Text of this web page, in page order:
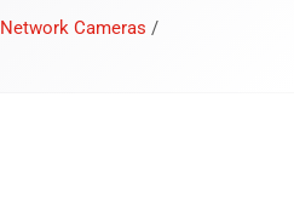
Network Cameras /